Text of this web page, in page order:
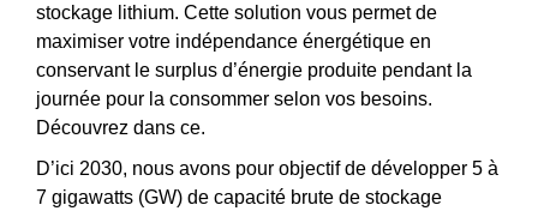
stockage lithium. Cette solution vous permet de
maximiser votre indépendance énergétique en
conservant le surplus d’énergie produite pendant la
journée pour la consommer selon vos besoins.
Découvrez dans ce.
D’ici 2030, nous avons pour objectif de développer 5 à
7 gigawatts (GW) de capacité brute de stockage